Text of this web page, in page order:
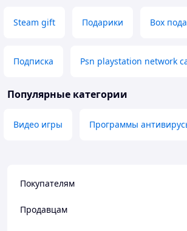
Steam gift Подарики Box
Подписка Psn playstation network
Популярные категории
Видео игры Программы
Покупателям
Продавцам